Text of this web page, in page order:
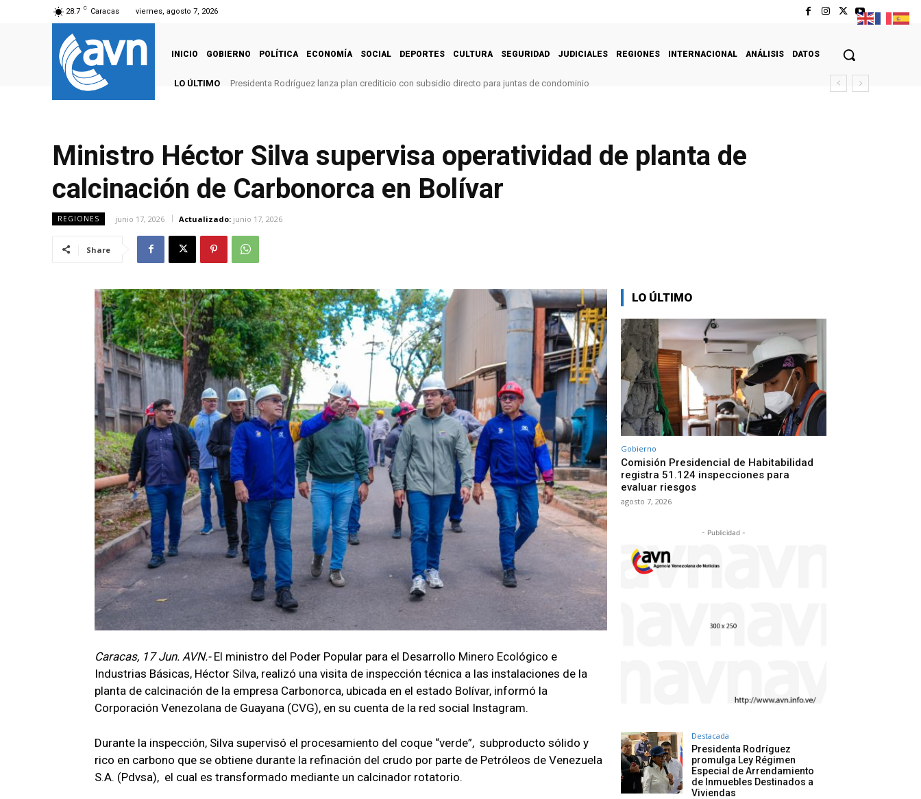
28.7 C Caracas viernes, agosto 7, 2026
INICIO GOBIERNO POLÍTICA ECONOMÍA SOCIAL DEPORTES CULTURA SEGURIDAD JUDICIALES REGIONES INTERNACIONAL ANÁLISIS DATOS
LO ÚLTIMO Presidenta Rodríguez lanza plan crediticio con subsidio directo para juntas de condominio
Ministro Héctor Silva supervisa operatividad de planta de
calcinación de Carbonorca en Bolívar
REGIONES junio 17, 2026 Actualizado: junio 17, 2026
Share
Caracas, 17 Jun. AVN.- El ministro del Poder Popular para el Desarrollo Minero Ecológico e
Industrias Básicas, Héctor Silva, realizó una visita de inspección técnica a las instalaciones de la
planta de calcinación de la empresa Carbonorca, ubicada en el estado Bolívar, informó la
Corporación Venezolana de Guayana (CVG), en su cuenta de la red social Instagram.
Durante la inspección, Silva supervisó el procesamiento del coque “verde”, subproducto sólido y
rico en carbono que se obtiene durante la refinación del crudo por parte de Petróleos de Venezuela
S.A. (Pdvsa), el cual es transformado mediante un calcinador rotatorio.
LO ÚLTIMO
Gobierno
Comisión Presidencial de Habitabilidad
registra 51.124 inspecciones para
evaluar riesgos
agosto 7, 2026
- Publicidad -
Destacada
Presidenta Rodríguez
promulga Ley Régimen
Especial de Arrendamiento
de Inmuebles Destinados a
Viviendas